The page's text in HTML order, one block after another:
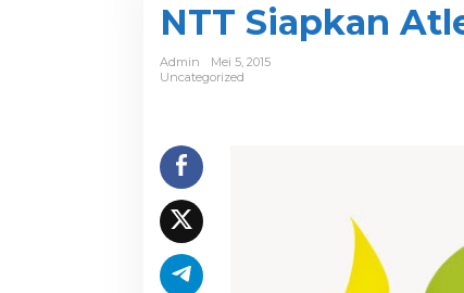
NTT Siapkan
Admin
Mei 5, 2015
Uncategorized